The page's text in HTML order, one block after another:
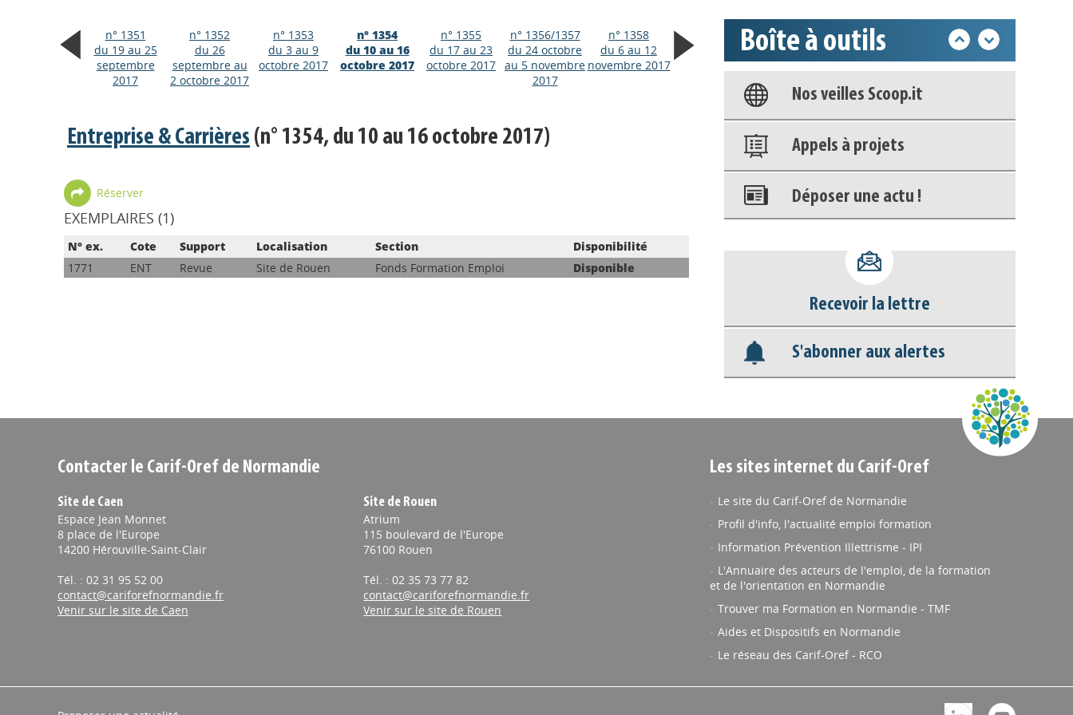
n° 1351
du 19 au 25
septembre
2017
n° 1352
du 26
septembre au
2 octobre 2017
n° 1353
du 3 au 9
octobre 2017
n° 1354
du 10 au 16
octobre 2017
n° 1355
du 17 au 23
octobre 2017
n° 1356/1357
du 24 octobre
au 5 novembre
2017
n° 1358
du 6 au 12
novembre 2017
Entreprise & Carrières (n° 1354, du 10 au 16 octobre 2017)
Réserver
EXEMPLAIRES (1)
N° ex. Cote Support Localisation Section
Disponibilité
1771
ENT Revue Site de Rouen Fonds Formation Emploi Disponible
Boîte à outils
Base documentaire
Nos veilles Scoop.it
Appels à projets
Déposer une actu !
déconnecter)
Base documentaire
Nos veilles Scoop.it
Recevoir la lettre
S'abonner aux alertes
Contacter le Carif-Oref de Normandie
Site de Caen
Espace Jean Monnet
8 place de l'Europe
14200 Hérouville-Saint-Clair
Tél. : 02 31 95 52 00
contact@cariforefnormandie.fr
Venir sur le site de Caen
Site de Rouen
Atrium
115 boulevard de l'Europe
76100 Rouen
Tél. : 02 35 73 77 82
contact@cariforefnormandie.fr
Venir sur le site de Rouen
Les sites internet du Carif-Oref
Le site du Carif-Oref de Normandie
Profil d'info, l'actualité emploi formation
Information Prévention Illettrisme - IPI
L'Annuaire des acteurs de l'emploi, de la formation
et de l'orientation en Normandie
Trouver ma Formation en Normandie - TMF
Aides et Dispositifs en Normandie
Le réseau des Carif-Oref - RCO